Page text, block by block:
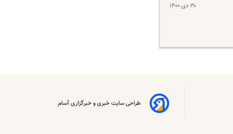
۳۰ دی ۱۴۰۰
طراحی سایت خبری و خبرگزاری آسام